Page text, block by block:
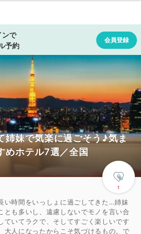
姉妹で気楽に過ごそう♪気ま
めホテル7選／全国
1
い時間をいっしょに過ごしてきた…姉妹
とも多いし、遠慮しないでモノを言い合
ていてラクで、そしてすごく楽しいです
大人になったからこそ気づけるもの。で